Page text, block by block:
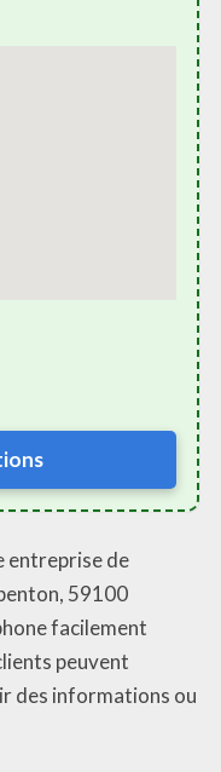
entreprise de
59100
facilement
peuvent
des informations ou